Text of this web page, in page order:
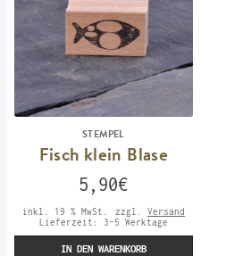
STEMPEL
Fisch klein Blase
5,90€
inkl. 19 % MwSt. zzgl. Versand
Lieferzeit: 3-5 Werktage
IN DEN WARENKORB